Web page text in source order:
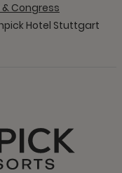
Congress
Hotel Stuttgart